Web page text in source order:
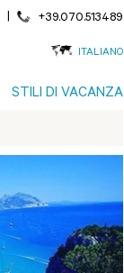
| +39.070.513489
ITALIANO
STILI DI VACANZA